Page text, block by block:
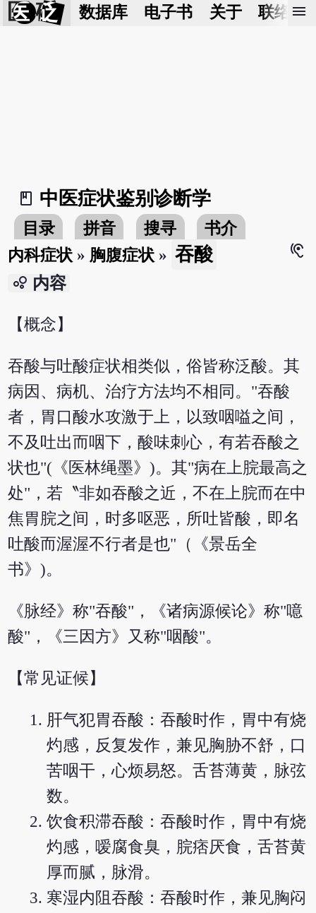
医 砭 数据库 电子书 关于 联络我
menu
book_2
中医症状鉴别诊断学
目录 拼音 搜寻
书介
内科症状 » 胸腹症状 » 吞酸
hearing
bubble_chart 内容
【概念】
吞酸与吐酸症状相类似，俗皆称泛酸。其
病因、病机、治疗方法均不相同。"吞酸
者，胃口酸水攻激于上，以致咽嗌之间，
不及吐出而咽下，酸味刺心，有若吞酸之
状也"(《医林绳墨》)。其"病在上脘最高之
处"，若〝非如吞酸之近，不在上脘而在中
焦胃脘之间，时多呕恶，所吐皆酸，即名
吐酸而渥渥不行者是也"（《景岳全
书》)。
《脉经》称"吞酸"，《诸病源候论》称"噫
酸"，《三因方》又称"咽酸"。
【常见证候】
肝气犯胃吞酸：吞酸时作，胃中有烧
灼感，反复发作，兼见胸胁不舒，口
苦咽干，心烦易怒。舌苔薄黄，脉弦
数。
饮食积滞吞酸：吞酸时作，胃中有烧
灼感，嗳腐食臭，脘痞厌食，舌苔黄
厚而腻，脉滑。
寒湿内阻吞酸：吞酸时作，兼见胸闷